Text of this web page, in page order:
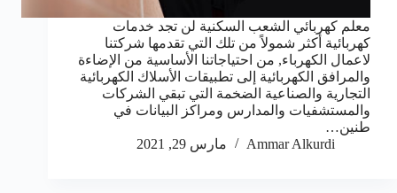
معلم كهربائي الشعب السكنية لن تجد خدمات
كهربائية أكثر شمولاً من تلك التي تقدمها شركتنا
لاعمال الكهرباء, من احتياجاتنا الأساسية من الإضاءة
والمرافق الكهربائية إلى تطبيقات الأسلاك الكهربائية
التجارية والصناعية الضخمة التي تبقي الشركات
والمستشفيات والمدارس ومراكز البيانات في
طنين…
Ammar Alkurdi
مارس 29, 2021